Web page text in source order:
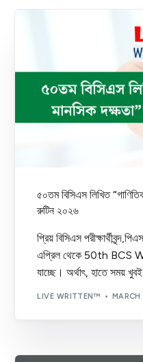
৫০তম বিসিএস লিখিত
রুটিন ২০২৬
প্রিয় বিসিএস
এপ্রিল থেকে 50th BCS
যাচ্ছে। অর্থাৎ, হাতে সময়
LIVE WRITTEN™